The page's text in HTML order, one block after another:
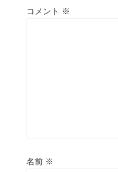
コメント ※
名前 ※